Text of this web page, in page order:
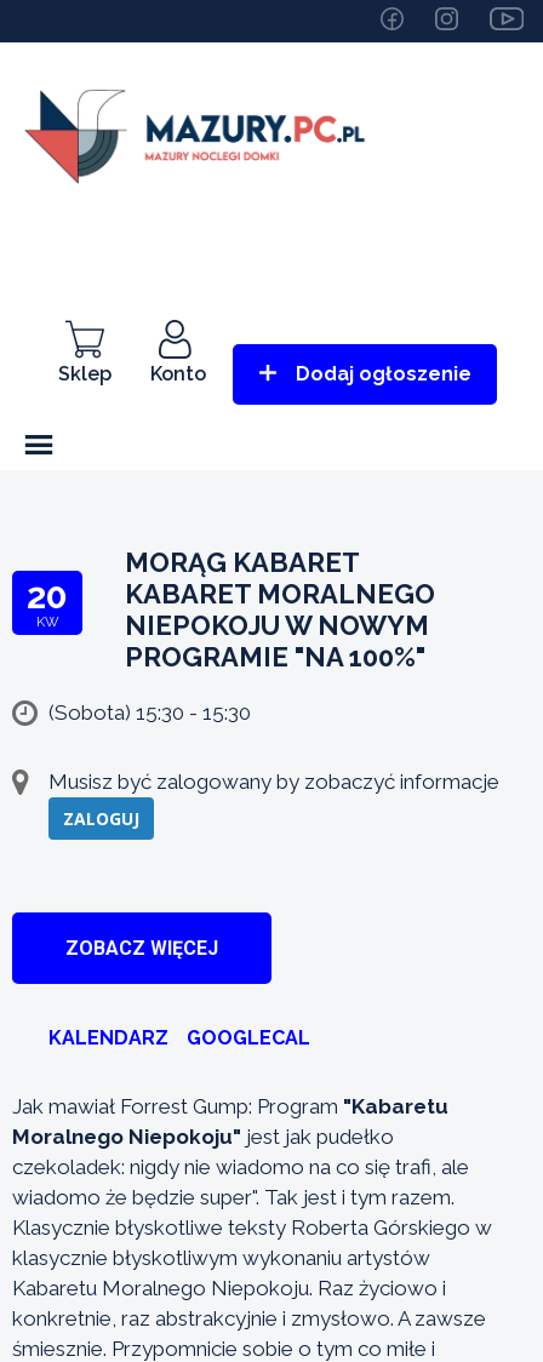
Sklep Konto Dodaj ogłoszenie
20
KW
MORĄG KABARET
KABARET MORALNEGO
NIEPOKOJU W NOWYM
PROGRAMIE "NA 100%"
(Sobota) 15:30 - 15:30
Musisz być zalogowany by zobaczyć informacje
ZALOGUJ
ZOBACZ WIĘCEJ
KALENDARZ GOOGLECAL
Jak mawiał Forrest Gump: Program "Kabaretu
Moralnego Niepokoju" jest jak pudełko
czekoladek: nigdy nie wiadomo na co się trafi, ale
wiadomo że będzie super". Tak jest i tym razem.
Klasycznie błyskotliwe teksty Roberta Górskiego w
klasycznie błyskotliwym wykonaniu artystów
Kabaretu Moralnego Niepokoju. Raz życiowo i
konkretnie, raz abstrakcyjnie i zmysłowo. A zawsze
śmiesznie. Przypomnicie sobie o tym co miłe i